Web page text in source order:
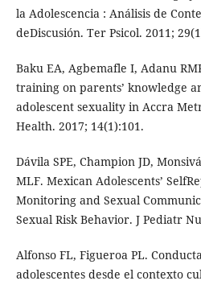
la Adolescencia : Análisis de
deDiscusión. Ter Psicol. 2011;
Baku EA, Agbemafle I, Adanu
training on parents’ knowledge
adolescent sexuality in Accra
Health. 2017; 14(1):101.
Dávila SPE, Champion JD,
MLF. Mexican Adolescents’
Monitoring and Sexual
Sexual Risk Behavior. J Pediatr
Alfonso FL, Figueroa PL.
adolescentes desde el contexto